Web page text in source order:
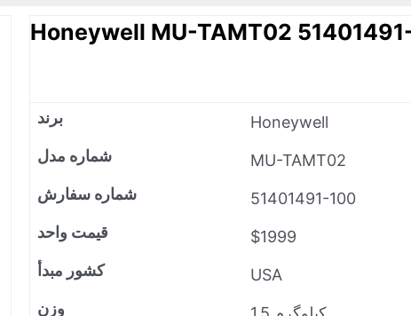
Honeywell MU-TAMT02
برند
Honeywell
شماره مدل
MU-TAMT02
شماره سفارش
51401491-100
قیمت واحد
$1999
کشور مبدأ
USA
وزن